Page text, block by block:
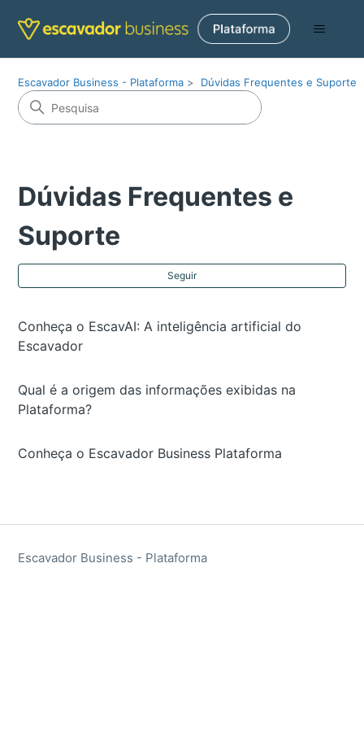
Escavador Business - Plataforma Dúvidas Frequentes e Suporte
Dúvidas Frequentes e
Suporte
Seguir
Conheça o EscavAI: A inteligência artificial do
Escavador
Qual é a origem das informações exibidas na
Plataforma?
Conheça o Escavador Business Plataforma
Escavador Business - Plataforma